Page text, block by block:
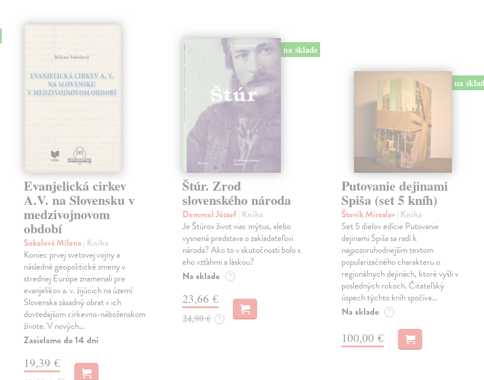
Evanjelická cirkev
A.V. na Slovensku v
medzivojnovom
období
Sokolová Milena| Kniha
Koniec prvej svetovej vojny a
následné geopolitické zmeny v
strednej Európe znamenali pre
evanjelikov a. v. žijúcich na území
Slovenska zásadný obrat v ich
dovtedajšom cirkevno-náboženskom
živote. V nových…
Zasielame do 14 dní
19,39 €
na sklade
Štúr. Zrod
slovenského národa
Demmel József| Kniha
Je Štúrov život viac mýtus, alebo
vysnená predstava o zakladateľovi
národa? Ako to v skutočnosti bolo s
eho vzťahmi a láskou?
Na sklade ?
23,66 €
24,90 € ?
na
Putovanie dejinami
Spiša (set 5 kníh)
Števík Miroslav| Kniha
Set 5 dielov edície Putovanie
dejinami Spiša sa radí k
najpozoruhodnejším textom
popularizačného charakteru o
regionálnych dejinách, ktoré vyšli v
posledných rokoch. Čitateľský
úspech týchto kníh spočíva…
Na sklade ?
100,00 €